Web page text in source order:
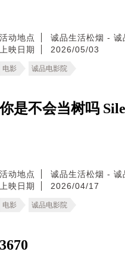
活动地点
诚品生活松烟 - 诚
上映日期
2026/05/03
电影 诚品电影院
你是不会当树吗
活动地点
诚品生活松烟 - 诚
上映日期
2026/04/17
电影 诚品电影院
3670